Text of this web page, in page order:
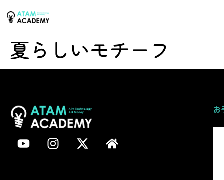
夏らしいモチーフ
お